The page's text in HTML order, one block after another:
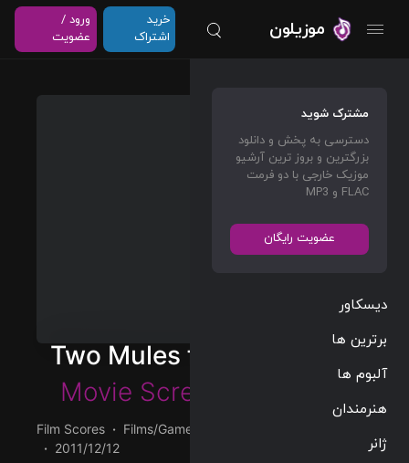
موزیلون
خرید
اشتراک
ورود /
عضویت
مشترک شوید
دسترسی به پخش و دانلود
بزرگترین و بروز ترین آرشیو
موزیک خارجی با دو فرمت
FLAC و MP3
عضویت رایگان
دیسکاور
برترین ها
آلبوم ها
هنرمندان
ژانر
Two Mules for Sister Sara
Movie Screen Orchestra
Film Scores Films/Games
2011/12/12